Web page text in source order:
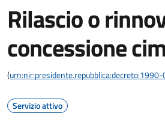
Rilascio o
concessione
(
Servizio attivo